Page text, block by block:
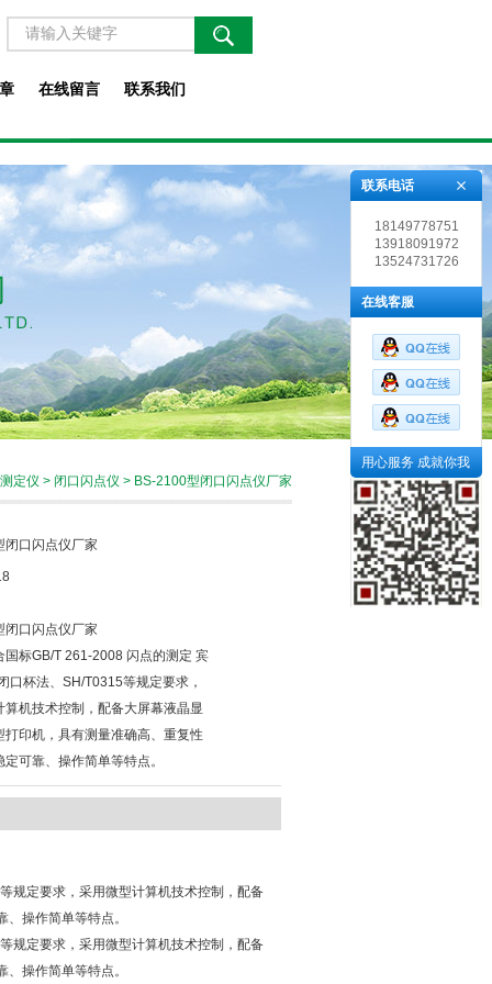
在线留言 联系我们
定仪 > 闭口闪点仪 > BS-2100型闭口闪点仪厂家
闭口闪点仪厂家
闭口闪点仪厂家
国标GB/T 261-2008 闪点的测定 宾
口杯法、SH/T0315等规定要求，
算机技术控制，配备大屏幕液晶显
打印机，具有测量准确高、重复性
可靠、操作简单等特点。
规定要求，采用微型计算机技术控制，配备
操作简单等特点。
规定要求，采用微型计算机技术控制，配备
操作简单等特点。
联系电话
18149778751
13918091972
13524731726
在线客服
用心服务 成就你我